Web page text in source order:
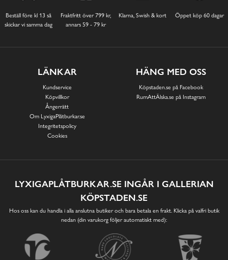
Beställ före kl 13 så
skickar vi samma dag
Fraktfritt över 799 kr,
annars 59 - 79 kr
Klarna, Swish & kort Öppet köp 60 dagar
LÄNKAR
Kundservice
Köpvillkor
Ångerrätt
Om LyxigaPlåtburkar.se
Integritetspolicy
Cookies
HÄNG MED OSS
Köpstaden.se på Facebook
RumAttÄlska.se på Instagram
LYXIGAPLÅTBURKAR.SE INGÅR I GALLERIAN
KÖPSTADEN.SE
Hos oss kan du handla i alla anslutna butiker och bara betala en frakt. Klicka på valfri butik
nedan (din varukorg följer automatiskt med):